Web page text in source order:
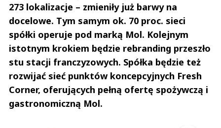
273 lokalizacje – zmieniły już barwy na
docelowe. Tym samym ok. 70 proc. sieci
spółki operuje pod marką Mol. Kolejnym
istotnym krokiem będzie rebranding przeszło
stu stacji franczyzowych. Spółka będzie też
rozwijać sieć punktów koncepcyjnych Fresh
Corner, oferujących pełną ofertę spożywczą i
gastronomiczną Mol.